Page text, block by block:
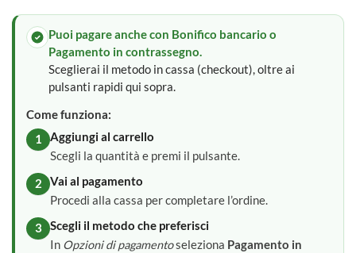
Puoi pagare anche con Bonifico bancario o
Pagamento in contrassegno.
Sceglierai il metodo in cassa (checkout), oltre ai
pulsanti rapidi qui sopra.
Come funziona:
1
Aggiungi al carrello
Scegli la quantità e premi il pulsante.
2
Vai al pagamento
Procedi alla cassa per completare l’ordine.
3
Scegli il metodo che preferisci
In Opzioni di pagamentoseleziona Pagamento in